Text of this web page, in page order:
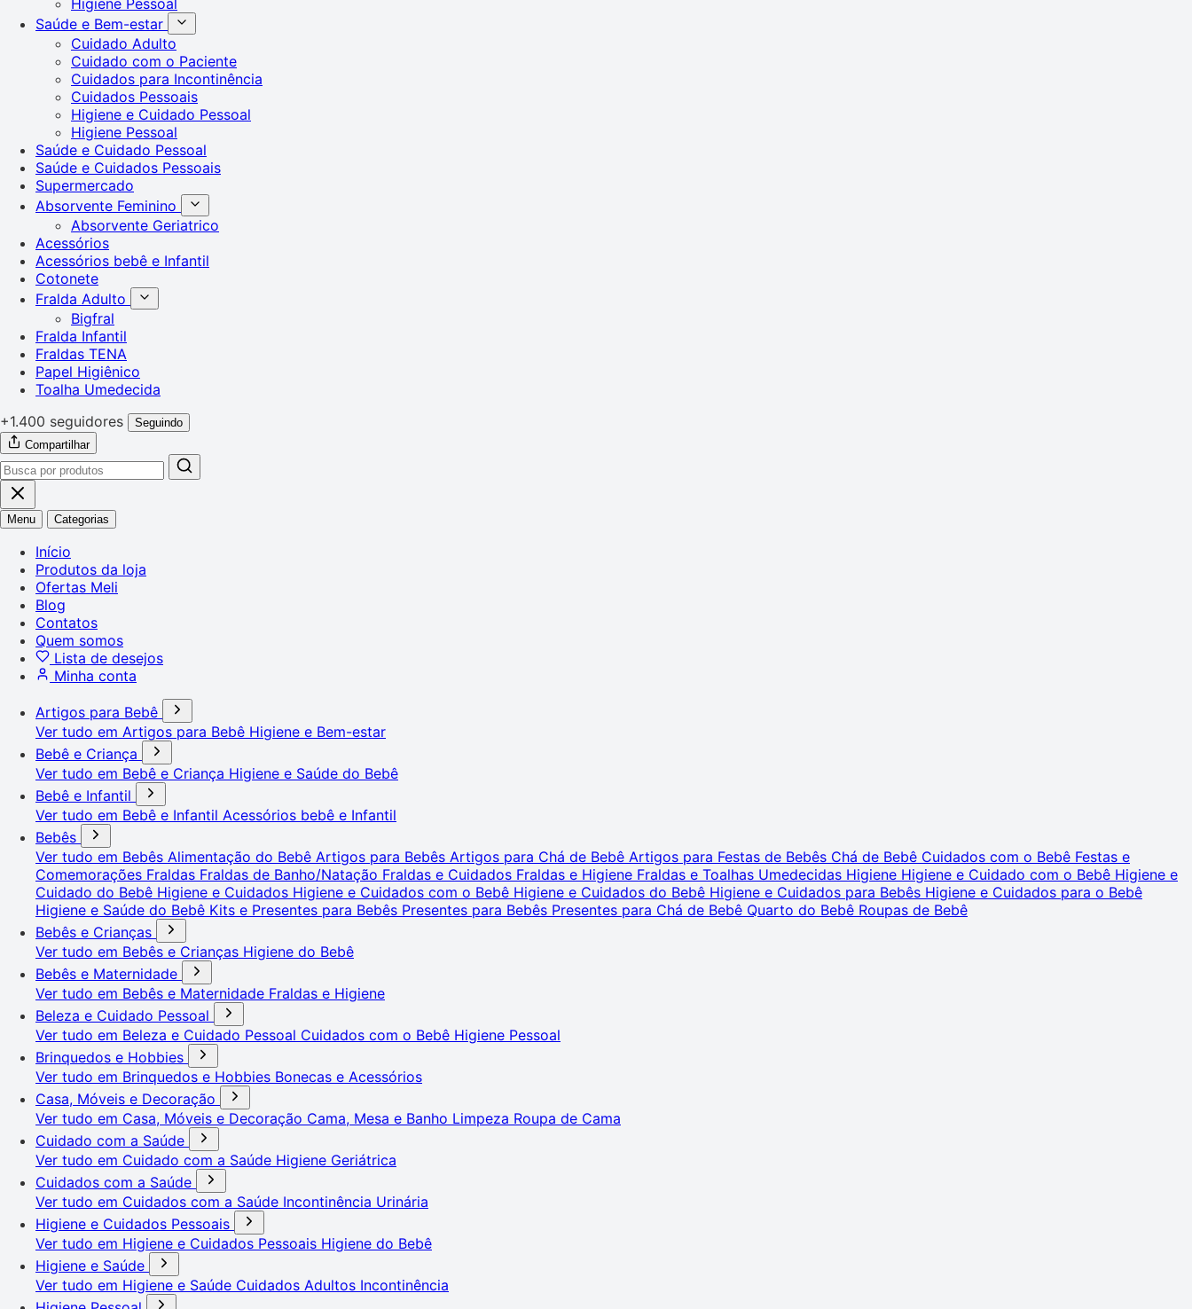
Saúde e Bem-estar
Cuidado Adulto
Cuidado com o Paciente
Cuidados para Incontinência
Cuidados Pessoais
Higiene e Cuidado Pessoal
Higiene Pessoal
Saúde e Cuidado Pessoal
Saúde e Cuidados Pessoais
Supermercado
Absorvente Feminino
Absorvente Geriatrico
Acessórios
Acessórios bebê e Infantil
Cotonete
Fralda Adulto
Bigfral
Fralda Infantil
Fraldas TENA
Papel Higiênico
Toalha Umedecida
+1.400 seguidores
Seguindo
Compartilhar
Menu Categorias
Início
Produtos da loja
Ofertas Meli
Blog
Contatos
Quem somos
Lista de desejos
Minha conta
Artigos para Bebê
Ver tudo em Artigos para Bebê Higiene e Bem-estar
Bebê e Criança
Ver tudo em Bebê e Criança Higiene e Saúde do Bebê
Bebê e Infantil
Ver tudo em Bebê e Infantil Acessórios bebê e Infantil
Bebês
Ver tudo em Bebês Alimentação do Bebê Artigos para Bebês Artigos para Chá de Bebê Artigos para Festas de Bebês Chá de Bebê Cuidados com o Bebê Festas e
Comemorações Fraldas Fraldas de Banho/Natação Fraldas e Cuidados Fraldas e Higiene Fraldas e Toalhas Umedecidas Higiene Higiene e Cuidado com o Bebê Higiene e
Cuidado do Bebê Higiene e Cuidados Higiene e Cuidados com o Bebê Higiene e Cuidados do Bebê Higiene e Cuidados para Bebês Higiene e Cuidados para o Bebê
Higiene e Saúde do Bebê Kits e Presentes para Bebês Presentes para Bebês Presentes para Chá de Bebê Quarto do Bebê Roupas de Bebê
Bebês e Crianças
Ver tudo em Bebês e Crianças Higiene do Bebê
Bebês e Maternidade
Ver tudo em Bebês e Maternidade Fraldas e Higiene
Beleza e Cuidado Pessoal
Ver tudo em Beleza e Cuidado Pessoal Cuidados com o Bebê Higiene Pessoal
Brinquedos e Hobbies
Ver tudo em Brinquedos e Hobbies Bonecas e Acessórios
Casa, Móveis e Decoração
Ver tudo em Casa, Móveis e Decoração Cama, Mesa e Banho Limpeza Roupa de Cama
Cuidado com a Saúde
Ver tudo em Cuidado com a Saúde Higiene Geriátrica
Cuidados com a Saúde
Ver tudo em Cuidados com a Saúde Incontinência Urinária
Higiene e Cuidados Pessoais
Ver tudo em Higiene e Cuidados Pessoais Higiene do Bebê
Higiene e Saúde
Ver tudo em Higiene e Saúde Cuidados Adultos Incontinência